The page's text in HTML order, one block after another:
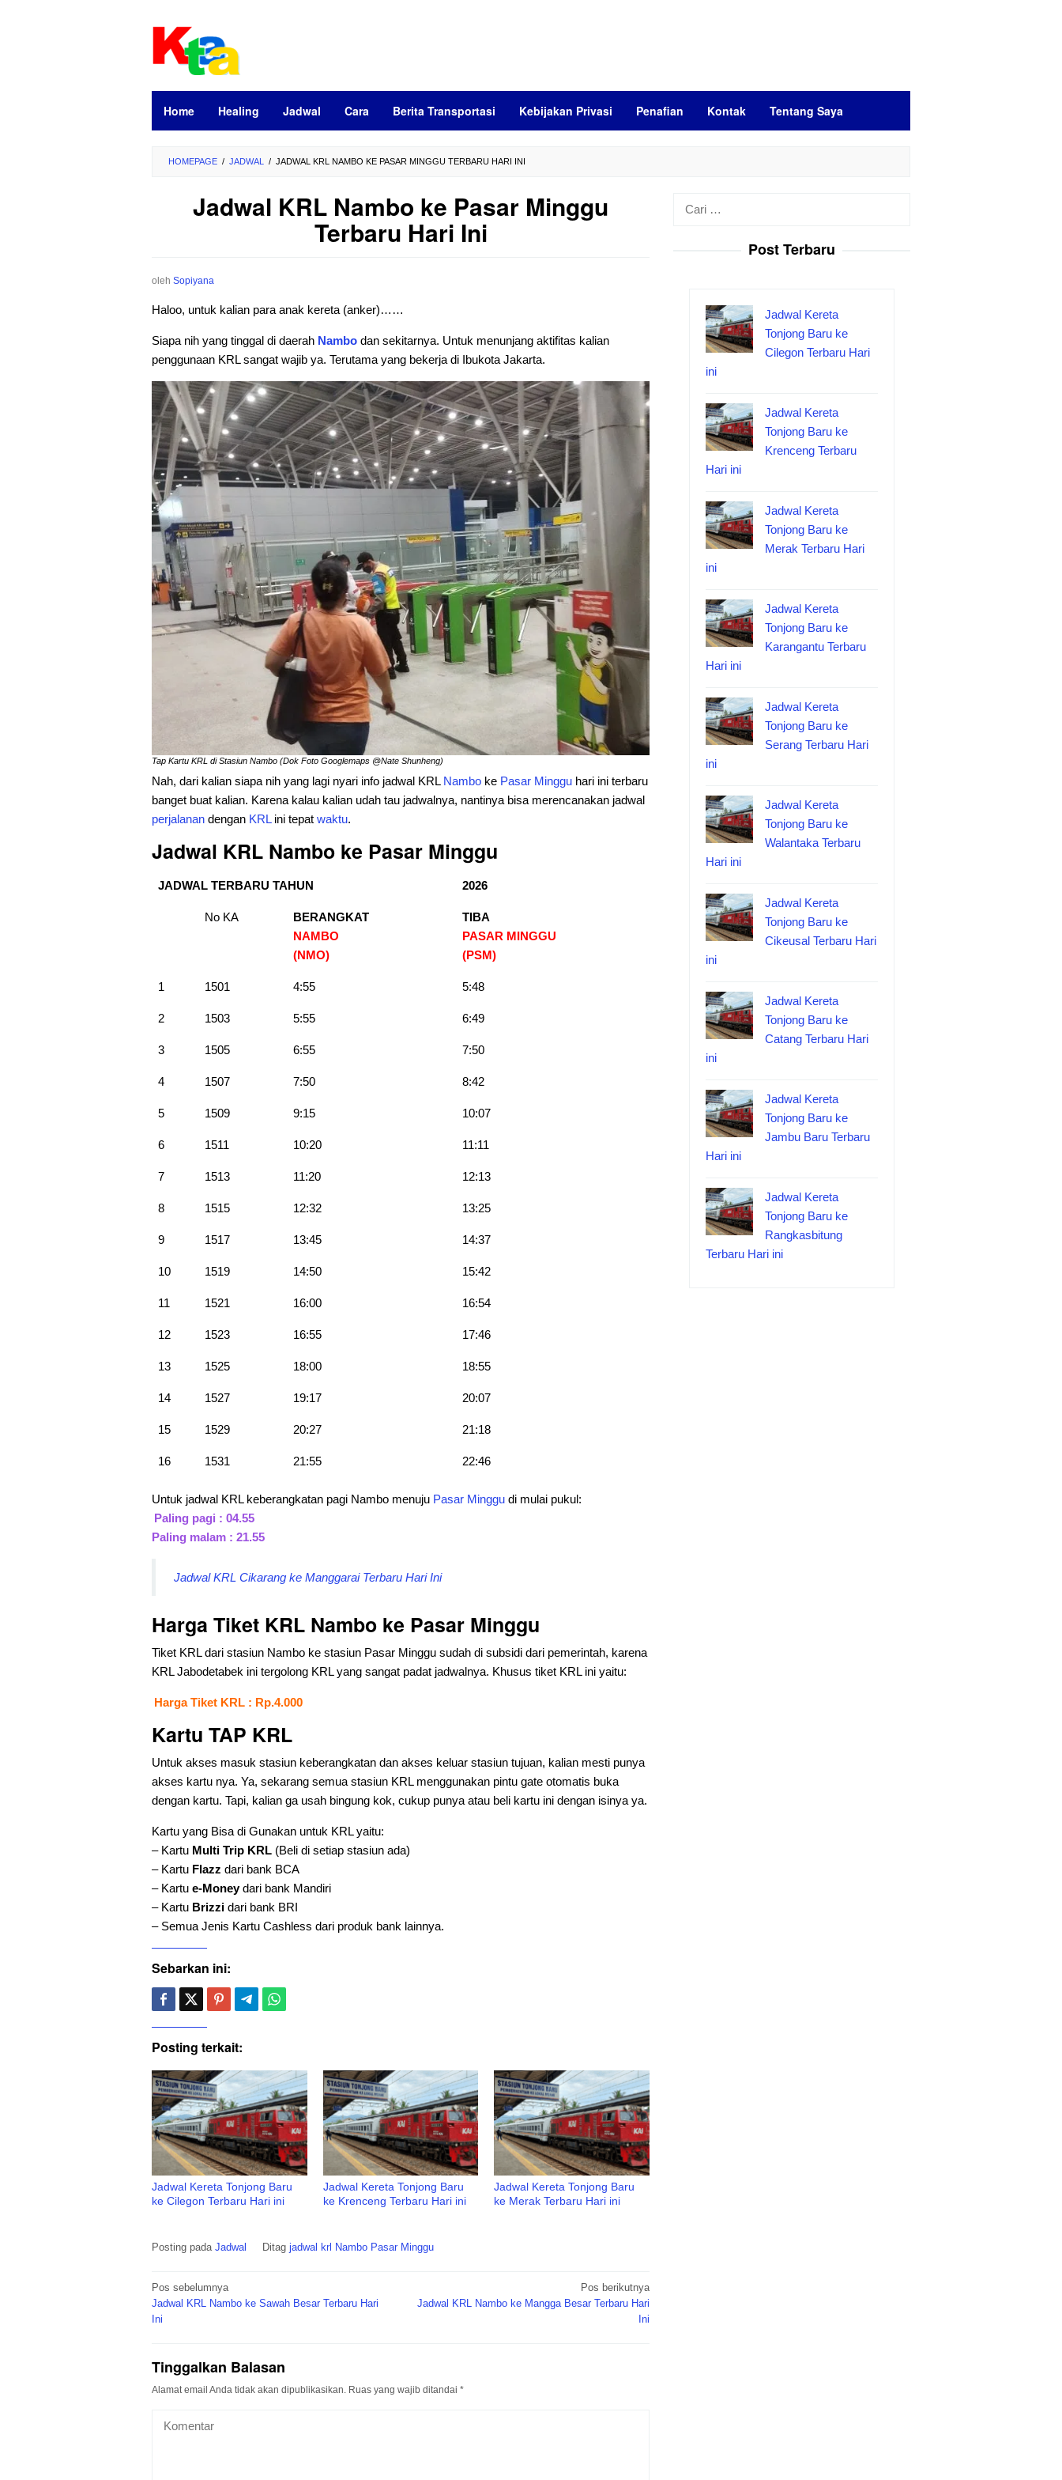
Home Healing Jadwal Cara Berita Transportasi Kebijakan Privasi Penafian Kontak Tentang Saya
HOMEPAGE / JADWAL / JADWAL KRL NAMBO KE PASAR MINGGU TERBARU HARI INI
Jadwal KRL Nambo ke Pasar Minggu
Terbaru Hari Ini
oleh Sopiyana
Haloo, untuk kalian para anak kereta (anker)……
Siapa nih yang tinggal di daerah Nambo dan sekitarnya. Untuk menunjang aktifitas kalian
penggunaan KRL sangat wajib ya. Terutama yang bekerja di Ibukota Jakarta.
Tap Kartu KRL di Stasiun Nambo (Dok Foto Googlemaps @Nate Shunheng)
Nah, dari kalian siapa nih yang lagi nyari info jadwal KRL Nambo ke Pasar Minggu hari ini terbaru
banget buat kalian. Karena kalau kalian udah tau jadwalnya, nantinya bisa merencanakan jadwal
perjalanan dengan KRLini tepat waktu.
Jadwal KRL Nambo ke Pasar Minggu
JADWAL TERBARU TAHUN 2026
No KA
BERANGKAT
NAMBO
(NMO)
TIBA
PASAR MINGGU
(PSM)
1 1501 4:55 5:48
2 1503 5:55 6:49
3 1505 6:55 7:50
4 1507 7:50 8:42
5 1509 9:15 10:07
6 1511 10:20 11:11
7 1513 11:20 12:13
8 1515 12:32 13:25
9 1517 13:45 14:37
10 1519 14:50 15:42
11 1521 16:00 16:54
12 1523 16:55 17:46
13 1525 18:00 18:55
14 1527 19:17 20:07
15 1529 20:27 21:18
16 1531 21:55 22:46
Untuk jadwal KRL keberangkatan pagi Nambo menuju Pasar Minggu di mulai pukul:
Paling pagi : 04.55
Paling malam : 21.55
Jadwal KRL Cikarang ke Manggarai Terbaru Hari Ini
Harga Tiket KRL Nambo ke Pasar Minggu
Tiket KRL dari stasiun Nambo ke stasiun Pasar Minggu sudah di subsidi dari pemerintah, karena
KRL Jabodetabek ini tergolong KRL yang sangat padat jadwalnya. Khusus tiket KRL ini yaitu:
Harga Tiket KRL : Rp.4.000
Kartu TAP KRL
Untuk akses masuk stasiun keberangkatan dan akses keluar stasiun tujuan, kalian mesti punya
akses kartu nya. Ya, sekarang semua stasiun KRL menggunakan pintu gate otomatis buka
dengan kartu. Tapi, kalian ga usah bingung kok, cukup punya atau beli kartu ini dengan isinya ya.
Kartu yang Bisa di Gunakan untuk KRL yaitu:
– Kartu Multi Trip KRL (Beli di setiap stasiun ada)
– Kartu Flazz dari bank BCA
– Kartu e-Moneydari bank Mandiri
– Kartu Brizzi dari bank BRI
– Semua Jenis Kartu Cashless dari produk bank lainnya.
Sebarkan ini:
Posting terkait:
Jadwal Kereta Tonjong Baru
ke Cilegon Terbaru Hari ini
Jadwal Kereta Tonjong Baru
ke Krenceng Terbaru Hari ini
Jadwal Kereta Tonjong Baru
ke Merak Terbaru Hari ini
Posting pada Jadwal Ditag jadwal krl Nambo Pasar Minggu
Navigasi
pos
Pos sebelumnya
Jadwal KRL Nambo ke Sawah Besar Terbaru Hari
Ini
Pos berikutnya
Jadwal KRL Nambo ke Mangga Besar Terbaru Hari
Ini
Tinggalkan Balasan
Alamat email Anda tidak akan dipublikasikan. Ruas yang wajib ditandai *
Post Terbaru
Jadwal Kereta
Tonjong Baru ke
Cilegon Terbaru Hari
ini
Jadwal Kereta
Tonjong Baru ke
Krenceng Terbaru
Hari ini
Jadwal Kereta
Tonjong Baru ke
Merak Terbaru Hari
ini
Jadwal Kereta
Tonjong Baru ke
Karangantu Terbaru
Hari ini
Jadwal Kereta
Tonjong Baru ke
Serang Terbaru Hari
ini
Jadwal Kereta
Tonjong Baru ke
Walantaka Terbaru
Hari ini
Jadwal Kereta
Tonjong Baru ke
Cikeusal Terbaru Hari
ini
Jadwal Kereta
Tonjong Baru ke
Catang Terbaru Hari
ini
Jadwal Kereta
Tonjong Baru ke
Jambu Baru Terbaru
Hari ini
Jadwal Kereta
Tonjong Baru ke
Rangkasbitung
Terbaru Hari ini